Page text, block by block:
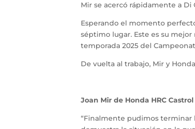
Mir se acercó rápidamente a
Esperando el momento
séptimo lugar. Este es su mejor
temporada 2025 del
De vuelta al trabajo, Mir y
Joan Mir de Honda HRC
“Finalmente pudimos terminar